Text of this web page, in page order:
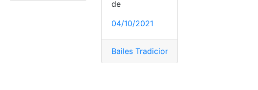
de
04/10/2021
Bailes Tradicionales